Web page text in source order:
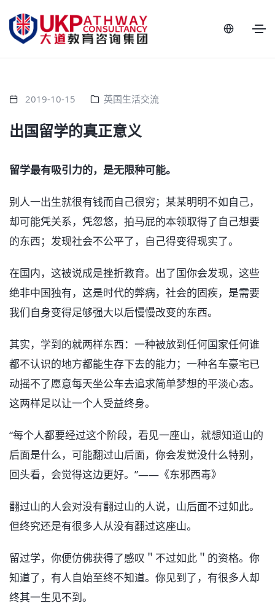
2019-10-15 英国生活交流
出国留学的真正意义
留学最有吸引力的，是无限种可能。
别人一出生就很有钱而自己很穷；某某明明不如自己，
却可能凭关系，凭忽悠，拍马屁的本领取得了自己想要
的东西；发现社会不公平了，自己得变得现实了。
在国内，这被说成是挫折教育。出了国你会发现，这些
绝非中国独有，这是时代的弊病，社会的固疾，是需要
我们自身变得足够强大以后慢慢改变的东西。
其实，学到的就两样东西：一种被放到任何国家任何谁
都不认识的地方都能生存下去的能力；一种名车豪宅已
动摇不了愿意每天坐公车去追求简单梦想的平淡心态。
这两样足以让一个人受益终身。
“每个人都要经过这个阶段，看见一座山，就想知道山的
后面是什么，可能翻过山后面，你会发觉没什么特别，
回头看，会觉得这边更好。”——《东邪西毒》
翻过山的人会对没有翻过山的人说，山后面不过如此。
但终究还是有很多人从没有翻过这座山。
留过学，你便仿佛获得了感叹＂不过如此＂的资格。你
知道了，有人自始至终不知道。你见到了，有很多人却
终其一生见不到。